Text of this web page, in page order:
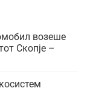
возеше
Скопје –